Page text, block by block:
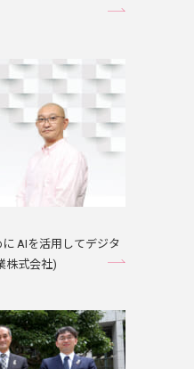
AIを活用してデジタ
株式会社)